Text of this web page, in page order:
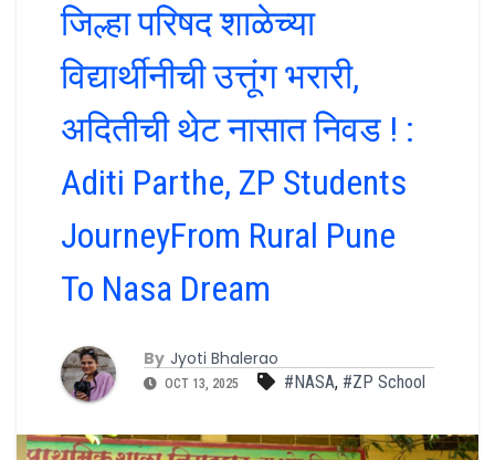
जिल्हा परिषद शाळेच्या
विद्यार्थीनीची उत्तूंग भरारी,
अदितीची थेट नासात निवड ! :
Aditi Parthe, ZP Students
JourneyFrom Rural Pune
To Nasa Dream
By Jyoti Bhalerao
OCT 13, 2025 #NASA, #ZP School